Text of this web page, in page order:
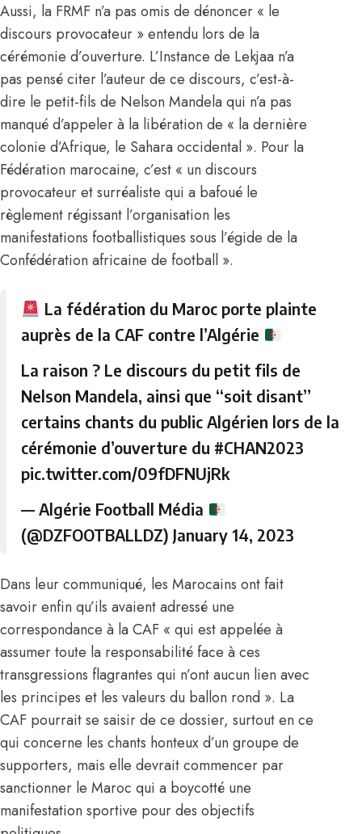
Aussi, la FRMF n’a pas omis de dénoncer « le
discours provocateur » entendu lors de la
cérémonie d’ouverture. L’Instance de Lekjaa n’a
pas pensé citer l’auteur de ce discours, c’est-à-
dire le petit-fils de Nelson Mandela qui n’a pas
manqué d’appeler à la libération de « la dernière
colonie d’Afrique, le Sahara occidental ». Pour la
Fédération marocaine, c’est « un discours
provocateur et surréaliste qui a bafoué le
règlement régissant l’organisation les
manifestations footballistiques sous l’égide de la
Confédération africaine de football ».
La fédération du Maroc porte plainte
auprès de la CAF contre l’Algérie
La raison ? Le discours du petit fils de
Nelson Mandela, ainsi que “soit disant”
certains chants du public Algérien lors de la
cérémonie d’ouverture du #CHAN2023
pic.twitter.com/09fDFNUjRk
— Algérie Football Média
(@DZFOOTBALLDZ)January 14, 2023
Dans leur communiqué, les Marocains ont fait
savoir enfin qu’ils avaient adressé une
correspondance à la CAF « qui est appelée à
assumer toute la responsabilité face à ces
transgressions flagrantes qui n’ont aucun lien avec
les principes et les valeurs du ballon rond ». La
CAF pourrait se saisir de ce dossier, surtout en ce
qui concerne les chants honteux d’un groupe de
supporters, mais elle devrait commencer par
sanctionner le Maroc qui a boycotté une
manifestation sportive pour des objectifs